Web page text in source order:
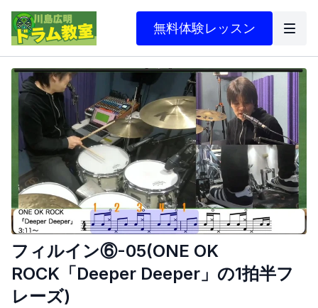
無料体験レッスン
フィルイン⑥-05(ONE OK
ROCK「Deeper Deeper」の1拍半フ
レーズ)